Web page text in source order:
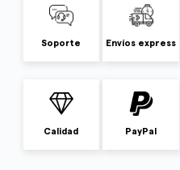
Soporte Envíos express
Calidad PayPal